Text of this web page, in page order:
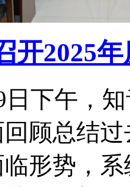
开2025
日下午，
顾总结
形势，